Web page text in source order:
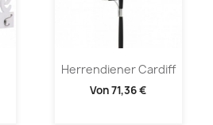
Herrendiener Cardiff
Von71,36 €